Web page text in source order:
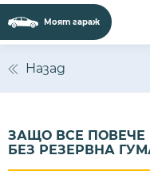
Моят гараж
Назад
ЗАЩО ВСЕ ПОВЕЧЕ
БЕЗ РЕЗЕРВНА